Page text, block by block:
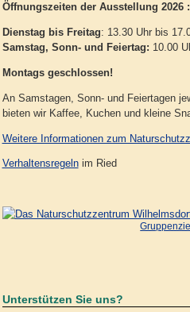
Öffnungszeiten der Ausstellung 2026 :
Dienstag bis Freitag: 13.30 Uhr bis
Samstag, Sonn- und Feiertag: 10.00
Montags geschlossen!
An Samstagen, Sonn- und Feiertagen
bieten wir Kaffee, Kuchen und kleine
Weitere Informationen zum
Verhaltensregelnim Ried
Unterstützen Sie uns?